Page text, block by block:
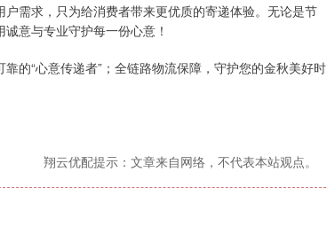
需求，只为给消费者带来更优质的寄递体验。无论是节
意与专业守护每一份心意！
的“心意传递者”；全链路物流保障，守护您的金秋美好时
翔云优配提示：文章来自网络，不代表本站观点。